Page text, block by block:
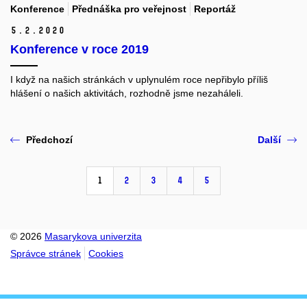
Konference Přednáška pro veřejnost Reportáž
5. 2. 2020
Konference v roce 2019
I když na našich stránkách v uplynulém roce nepřibylo příliš
hlášení o našich aktivitách, rozhodně jsme nezaháleli.
Předchozí
1 2 3 4 5
Další
© 2026 Masarykova univerzita
Správce stránek
Cookies